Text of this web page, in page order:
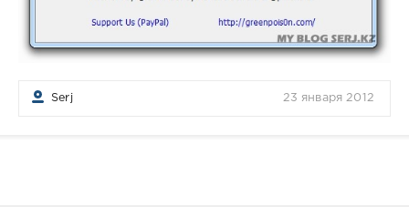
Serj 23 января 2012